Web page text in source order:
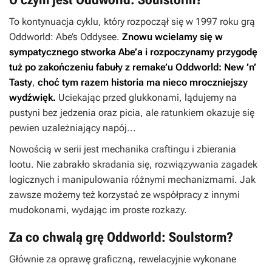
To kontynuacja cyklu, który rozpoczął się w 1997 roku grą
Oddworld: Abe’s Oddysee. Znowu wcielamy się w
sympatycznego stworka Abe’a i rozpoczynamy przygodę
tuż po zakończeniu fabuły z remake’u Oddworld: New ’n’
Tasty, choć tym razem historia ma nieco mroczniejszy
wydźwięk. Uciekając przed glukkonami, lądujemy na
pustyni bez jedzenia oraz picia, ale ratunkiem okazuje się
pewien uzależniający napój...
Nowością w serii jest mechanika craftingu i zbierania
lootu. Nie zabrakło skradania się, rozwiązywania zagadek
logicznych i manipulowania różnymi mechanizmami. Jak
zawsze możemy też korzystać ze współpracy z innymi
mudokonami, wydając im proste rozkazy.
Za co chwalą grę Oddworld: Soulstorm?
Głównie za oprawę graficzną, rewelacyjnie wykonane